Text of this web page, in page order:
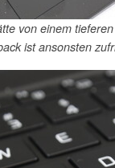
von einem
ist ansonsten